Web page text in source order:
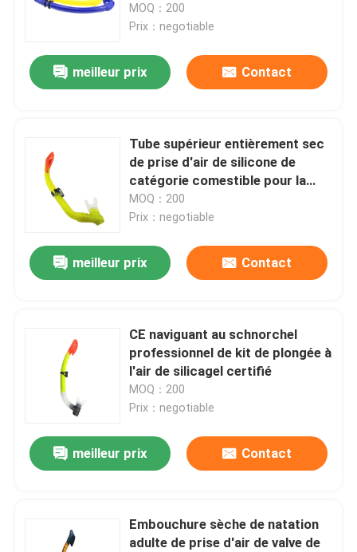
MOQ：200
Prix：negotiable
meilleur prix Contact
Tube supérieur entièrement sec
de prise d'air de silicone de
catégorie comestible pour la
plongée
MOQ：200
Prix：negotiable
meilleur prix Contact
CE naviguant au schnorchel
professionnel de kit de plongée à
l'air de silicagel certifié
MOQ：200
Prix：negotiable
meilleur prix Contact
Embouchure sèche de natation
adulte de prise d'air de valve de